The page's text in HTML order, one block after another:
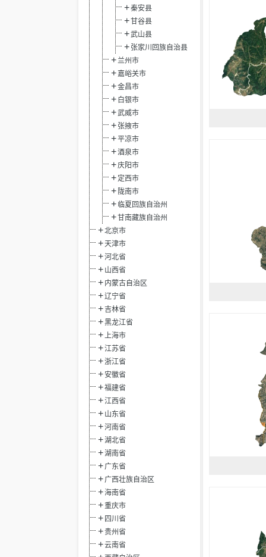
秦安县
甘谷县
武山县
张家川回族自治县
兰州市
嘉峪关市
金昌市
白银市
武威市
张掖市
平凉市
酒泉市
庆阳市
定西市
陇南市
临夏回族自治州
甘南藏族自治州
北京市
天津市
河北省
山西省
内蒙古自治区
辽宁省
吉林省
黑龙江省
上海市
江苏省
浙江省
安徽省
福建省
江西省
山东省
河南省
湖北省
湖南省
广东省
广西壮族自治区
海南省
重庆市
四川省
贵州省
云南省